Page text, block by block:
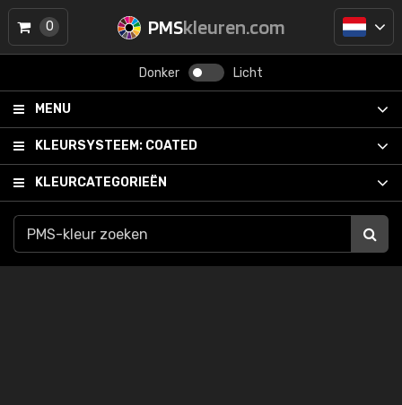
PMSkleuren.com
Donker Licht
MENU
KLEURSYSTEEM: COATED
KLEURCATEGORIEËN
0